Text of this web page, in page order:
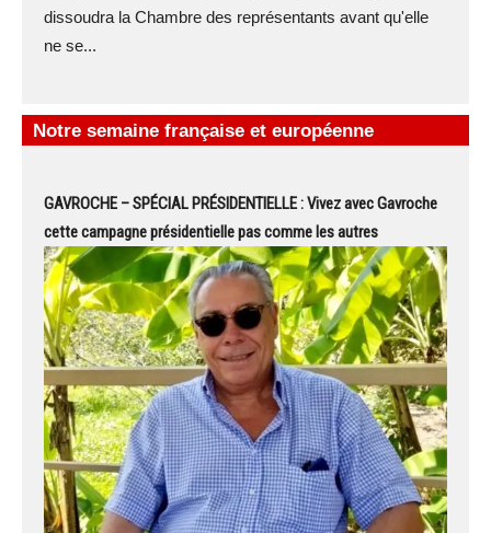
dissoudra la Chambre des représentants avant qu'elle
ne se...
Notre semaine française et européenne
GAVROCHE – SPÉCIAL PRÉSIDENTIELLE : Vivez avec Gavroche
cette campagne présidentielle pas comme les autres